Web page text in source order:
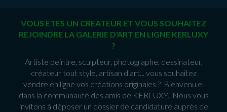
VOUS ETES UN CREATEUR ET VOUS SOUHAITEZ
REJOINDRE LA GALERIE D'ART EN LIGNE KERLUXY
?
Artiste peintre, sculpteur, photographe, dessinateur,
créateur tout style, artisan d'art... vous souhaitez
vendre en ligne vos créations originales ? Bienvenu.e.
dans la communauté des amis de KERLUXY. Nous vous
invitons à déposer un dossier de candidature auprès de